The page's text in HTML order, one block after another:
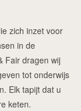
zich inzet voor
in de
Fair dragen wij
tot onderwijs
Elk tapijt dat u
keten.